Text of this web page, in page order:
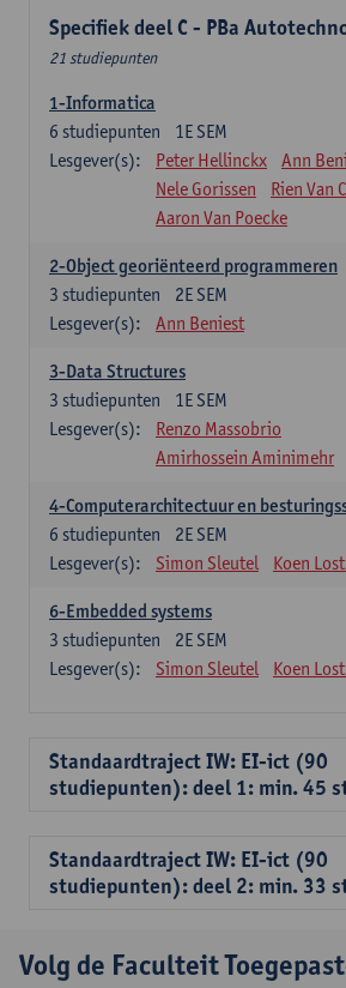
Specifiek deel C - PBa
21 studiepunten
1-Informatica
1E SEM
6 studiepunten
Lesgever(s):
Peter Hellinckx
Ann
Nele Gorissen
Rien Van
Aaron Van Poecke
2-Object georiënteerd programmeren
2E SEM
3 studiepunten
Lesgever(s):
Ann Beniest
3-Data Structures
1E SEM
3 studiepunten
Lesgever(s):
Renzo Massobrio
Amirhossein Aminimehr
4-Computerarchitectuur en
2E SEM
6 studiepunten
Lesgever(s):
Simon Sleutel Koen
6-Embedded systems
2E SEM
3 studiepunten
Lesgever(s):
Simon Sleutel Koen
Standaardtraject IW: EI-ict (90
studiepunten): deel 1: min. 45
Standaardtraject IW: EI-ict (90
studiepunten): deel 2: min. 33
Volg de Faculteit